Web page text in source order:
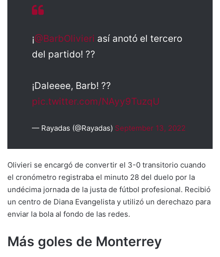
¡@BarbOlivieri así anotó el tercero
del partido! ??
¡Daleeee, Barb! ??
pic.twitter.com/NAyy9TuzqU
— Rayadas (@Rayadas) September 13, 2022
Olivieri se encargó de convertir el 3-0 transitorio cuando
el cronómetro registraba el minuto 28 del duelo por la
undécima jornada de la justa de fútbol profesional. Recibió
un centro de Diana Evangelista y utilizó un derechazo para
enviar la bola al fondo de las redes.
Más goles de Monterrey